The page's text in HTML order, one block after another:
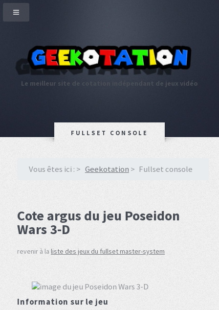
Le meilleur site de cotation indépendant de jeux vidéo
FULLSET CONSOLE
Vous êtes ici : Geekotation Fullset console
Cote argus du jeu Poseidon
Wars 3-D
revenir à la liste des jeux du fullset master-system
Information sur le jeu